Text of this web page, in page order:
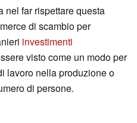
nel far rispettare questa
di scambio per
investimenti
visto come un modo per
lavoro nella produzione o
di persone.